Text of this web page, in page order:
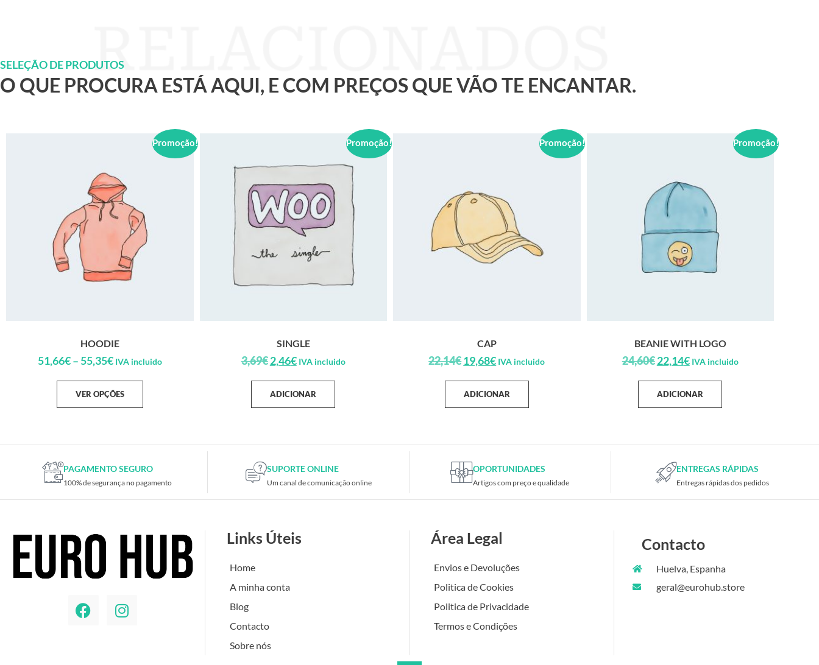
SELEÇÃO DE PRODUTOS
O QUE PROCURA ESTÁ AQUI, E COM PREÇOS QUE VÃO TE ENCANTAR.
Promoção!
HOODIE
51,66€– 55,35€ IVA incluido
VER OPÇÕES
Promoção!
SINGLE
3,69€2,46€ IVA incluido
ADICIONAR
Promoção!
CAP
22,14€19,68€ IVA incluido
ADICIONAR
Promoção!
BEANIE WITH LOGO
24,60€22,14€ IVA incluido
ADICIONAR
PAGAMENTO SEGURO
100% de segurança no pagamento
SUPORTE ONLINE
Um canal de comunicação online
OPORTUNIDADES
Artigos com preço e qualidade
ENTREGAS RÁPIDAS
Entregas rápidas dos pedidos
Links Úteis
Home
A minha conta
Blog
Contacto
Sobre nós
Área Legal
Envios e Devoluções
Politica de Cookies
Politica de Privacidade
Termos e Condições
Contacto
Huelva, Espanha
geral@eurohub.store